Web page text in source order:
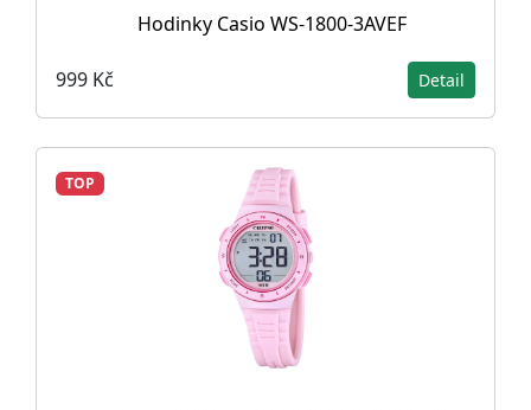
Hodinky Casio WS-1800-3AVEF
999 Kč Detail
TOP